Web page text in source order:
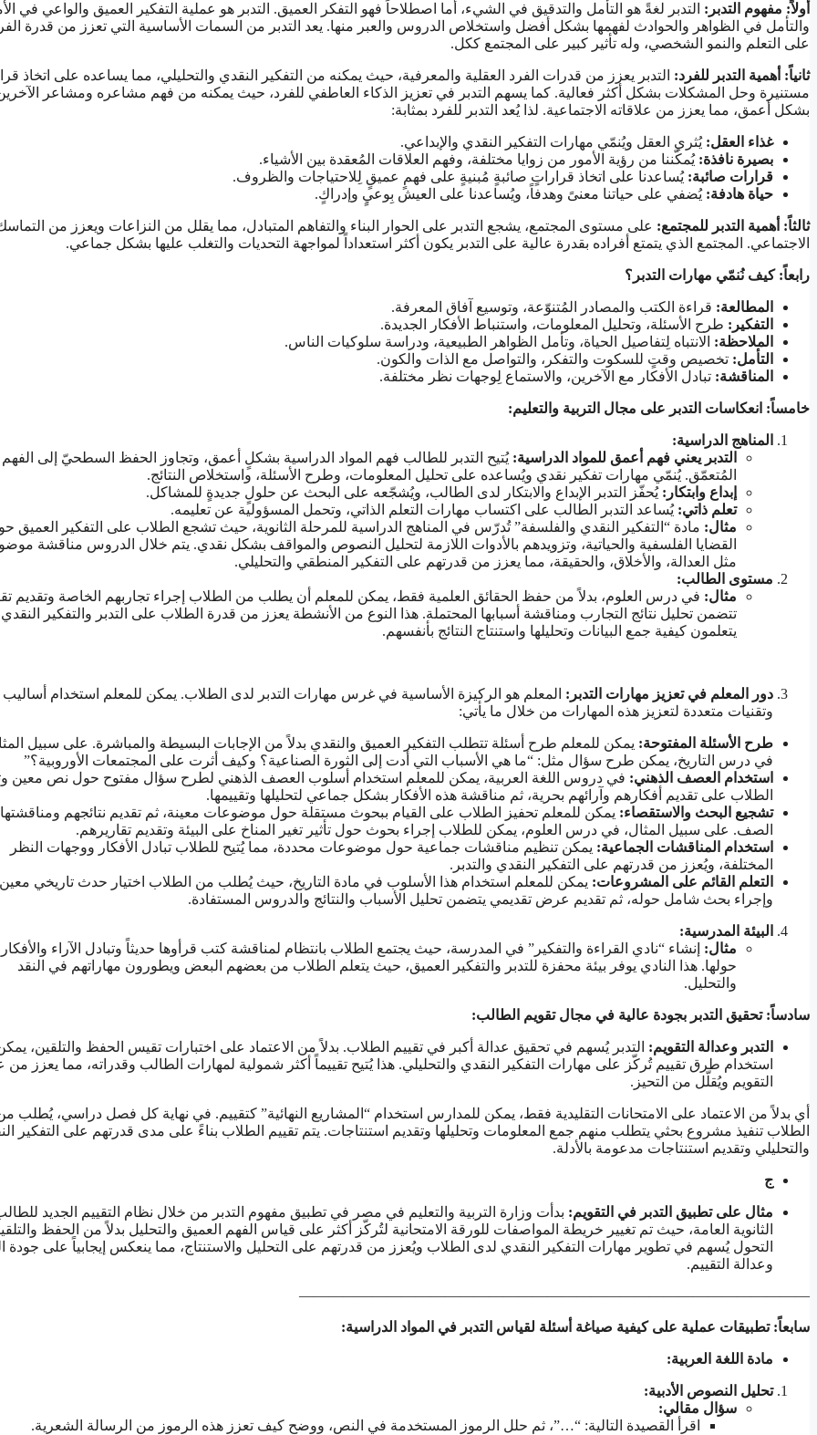
أولاً: مفهوم التدبر : التدبر لغةً هو التأمل والتدقيق في الشيء، أما اصطلاحاً فهو التفكر العميق. التدبر هو عملية التفكير العميق والواعي في
والتأمل في الظواهر والحوادث لفهمها بشكل أفضل واستخلاص الدروس والعبر منها. يعد التدبر من السمات الأساسية التي تعزز من قدرة
على التعلم والنمو الشخصي، وله تأثير كبير على المجتمع ككل.
ثانياً: أهمية التدبر للفرد: التدبر يعزز من قدرات الفرد العقلية والمعرفية، حيث يمكنه من التفكير النقدي والتحليلي، مما يساعده على اتخاذ
مستنيرة وحل المشكلات بشكل أكثر فعالية. كما يسهم التدبر في تعزيز الذكاء العاطفي للفرد، حيث يمكنه من فهم مشاعره ومشاعر
بشكل أعمق، مما يعزز من علاقاته الاجتماعية. لذا يُعد التدبر للفرد بمثابة:
غذاء العقل: يُثري العقل ويُنمّي مهارات التفكير النقدي والإبداعي.
بصيرة نافذة: يُمكّننا من رؤية الأمور من زوايا مختلفة، وفهم العلاقات المُعقدة بين الأشياء.
قرارات صائبة: يُساعدنا على اتخاذ قراراتٍ صائبةٍ مُبنيةٍ على فهمٍ عميقٍ لِلاحتياجات والظروف.
حياة هادفة: يُضفي على حياتنا معنىً وهدفاً، ويُساعدنا على العيش بِوعيٍ وإدراكٍ.
ثالثاً: أهمية التدبر للمجتمع: على مستوى المجتمع، يشجع التدبر على الحوار البناء والتفاهم المتبادل، مما يقلل من النزاعات ويعزز من
الاجتماعي. المجتمع الذي يتمتع أفراده بقدرة عالية على التدبر يكون أكثر استعداداً لمواجهة التحديات والتغلب عليها بشكل جماعي.
رابعاً: كيف نُنمّي مهارات التدبر؟
المطالعة: قراءة الكتب والمصادر المُتنوّعة، وتوسيع آفاق المعرفة.
التفكير : طرح الأسئلة، وتحليل المعلومات، واستنباط الأفكار الجديدة.
الملاحظة: الانتباه لِتفاصيل الحياة، وتأمل الظواهر الطبيعية، ودراسة سلوكيات الناس.
التأمل: تخصيص وقتٍ للسكوت والتفكر، والتواصل مع الذات والكون.
المناقشة: تبادل الأفكار مع الآخرين، والاستماع لِوجهات نظر مختلفة.
خامساً: انعكاسات التدبر على مجال التربية والتعليم:
المناهج الدراسية:
التدبر يعني فهم أعمق للمواد الدراسية: يُتيح التدبر للطالب فهم المواد الدراسية بشكلٍ أعمق، وتجاوز الحفظ السطحيّ إلى الفهم
المُتعمّق. يُنمّي مهارات تفكير نقدي ويُساعده على تحليل المعلومات، وطرح الأسئلة، واستخلاص النتائج.
إبداع وابتكار : يُحفّز التدبر الإبداع والابتكار لدى الطالب، ويُشجّعه على البحث عن حلولٍ جديدةٍ للمشاكل.
تعلم ذاتي: يُساعد التدبر الطالب على اكتساب مهارات التعلم الذاتي، وتحمل المسؤولية عن تعليمه.
مثال: مادة “التفكير النقدي والفلسفة” تُدرّس في المناهج الدراسية للمرحلة الثانوية، حيث تشجع الطلاب على التفكير العميق
القضايا الفلسفية والحياتية، وتزويدهم بالأدوات اللازمة لتحليل النصوص والمواقف بشكل نقدي. يتم خلال الدروس مناقشة
مثل العدالة، والأخلاق، والحقيقة، مما يعزز من قدرتهم على التفكير المنطقي والتحليلي.
مستوى الطالب:
مثال: في درس العلوم، بدلاً من حفظ الحقائق العلمية فقط، يمكن للمعلم أن يطلب من الطلاب إجراء تجاربهم الخاصة وتقديم
تتضمن تحليل نتائج التجارب ومناقشة أسبابها المحتملة. هذا النوع من الأنشطة يعزز من قدرة الطلاب على التدبر والتفكير
يتعلمون كيفية جمع البيانات وتحليلها واستنتاج النتائج بأنفسهم.
دور المعلم في تعزيز مهارات التدبر: المعلم هو الركيزة الأساسية في غرس مهارات التدبر لدى الطلاب. يمكن للمعلم استخدام أساليب
وتقنيات متعددة لتعزيز هذه المهارات من خلال ما يأتي:
طرح الأسئلة المفتوحة: يمكن للمعلم طرح أسئلة تتطلب التفكير العميق والنقدي بدلاً من الإجابات البسيطة والمباشرة. على سبيل
في درس التاريخ، يمكن طرح سؤال مثل: “ما هي الأسباب التي أدت إلى الثورة الصناعية؟ وكيف أثرت على المجتمعات الأوروبية؟”
استخدام العصف الذهني: في دروس اللغة العربية، يمكن للمعلم استخدام أسلوب العصف الذهني لطرح سؤال مفتوح حول نص معين
الطلاب على تقديم أفكارهم وآرائهم بحرية، ثم مناقشة هذه الأفكار بشكل جماعي لتحليلها وتقييمها.
تشجيع البحث والاستقصاء: يمكن للمعلم تحفيز الطلاب على القيام ببحوث مستقلة حول موضوعات معينة، ثم تقديم نتائجهم
الصف. على سبيل المثال، في درس العلوم، يمكن للطلاب إجراء بحوث حول تأثير تغير المناخ على البيئة وتقديم تقاريرهم.
استخدام المناقشات الجماعية: يمكن تنظيم مناقشات جماعية حول موضوعات محددة، مما يُتيح للطلاب تبادل الأفكار ووجهات النظر
المختلفة، ويُعزز من قدرتهم على التفكير النقدي والتدبر.
التعلم القائم على المشروعات: يمكن للمعلم استخدام هذا الأسلوب في مادة التاريخ، حيث يُطلب من الطلاب اختيار حدث تاريخي معين
وإجراء بحث شامل حوله، ثم تقديم عرض تقديمي يتضمن تحليل الأسباب والنتائج والدروس المستفادة.
البيئة المدرسية:
مثال: إنشاء “نادي القراءة والتفكير” في المدرسة، حيث يجتمع الطلاب بانتظام لمناقشة كتب قرأوها حديثاً وتبادل الآراء والأفكار
حولها. هذا النادي يوفر بيئة محفزة للتدبر والتفكير العميق، حيث يتعلم الطلاب من بعضهم البعض ويطورون مهاراتهم في النقد
والتحليل.
سادساً: تحقيق التدبر بجودة عالية في مجال تقويم الطالب:
التدبر وعدالة التقويم: التدبر يُسهم في تحقيق عدالة أكبر في تقييم الطلاب. بدلاً من الاعتماد على اختبارات تقيس الحفظ والتلقين،
استخدام طرق تقييم تُركّز على مهارات التفكير النقدي والتحليلي. هذا يُتيح تقييماً أكثر شمولية لمهارات الطالب وقدراته، مما يعزز من
التقويم ويُقلّل من التحيز.
أي بدلاً من الاعتماد على الامتحانات التقليدية فقط، يمكن للمدارس استخدام “المشاريع النهائية” كتقييم. في نهاية كل فصل دراسي، يُطلب
الطلاب تنفيذ مشروع بحثي يتطلب منهم جمع المعلومات وتحليلها وتقديم استنتاجات. يتم تقييم الطلاب بناءً على مدى قدرتهم على التفكير
والتحليلي وتقديم استنتاجات مدعومة بالأدلة.
ج
مثال على تطبيق التدبر في التقويم: بدأت وزارة التربية والتعليم في مصر في تطبيق مفهوم التدبر من خلال نظام التقييم الجديد
الثانوية العامة، حيث تم تغيير خريطة المواصفات للورقة الامتحانية لتُركّز أكثر على قياس الفهم العميق والتحليل بدلاً من الحفظ
التحول يُسهم في تطوير مهارات التفكير النقدي لدى الطلاب ويُعزز من قدرتهم على التحليل والاستنتاج، مما ينعكس إيجابياً على جودة
وعدالة التقييم.
———————————————————————————————————
سابعاً: تطبيقات عملية على كيفية صياغة أسئلة لقياس التدبر في المواد الدراسية:
مادة اللغة العربية:
تحليل النصوص الأدبية:
سؤال مقالي:
اقرأ القصيدة التالية: “…”، ثم حلل الرموز المستخدمة في النص، ووضح كيف تعزز هذه الرموز من الرسالة الشعرية.